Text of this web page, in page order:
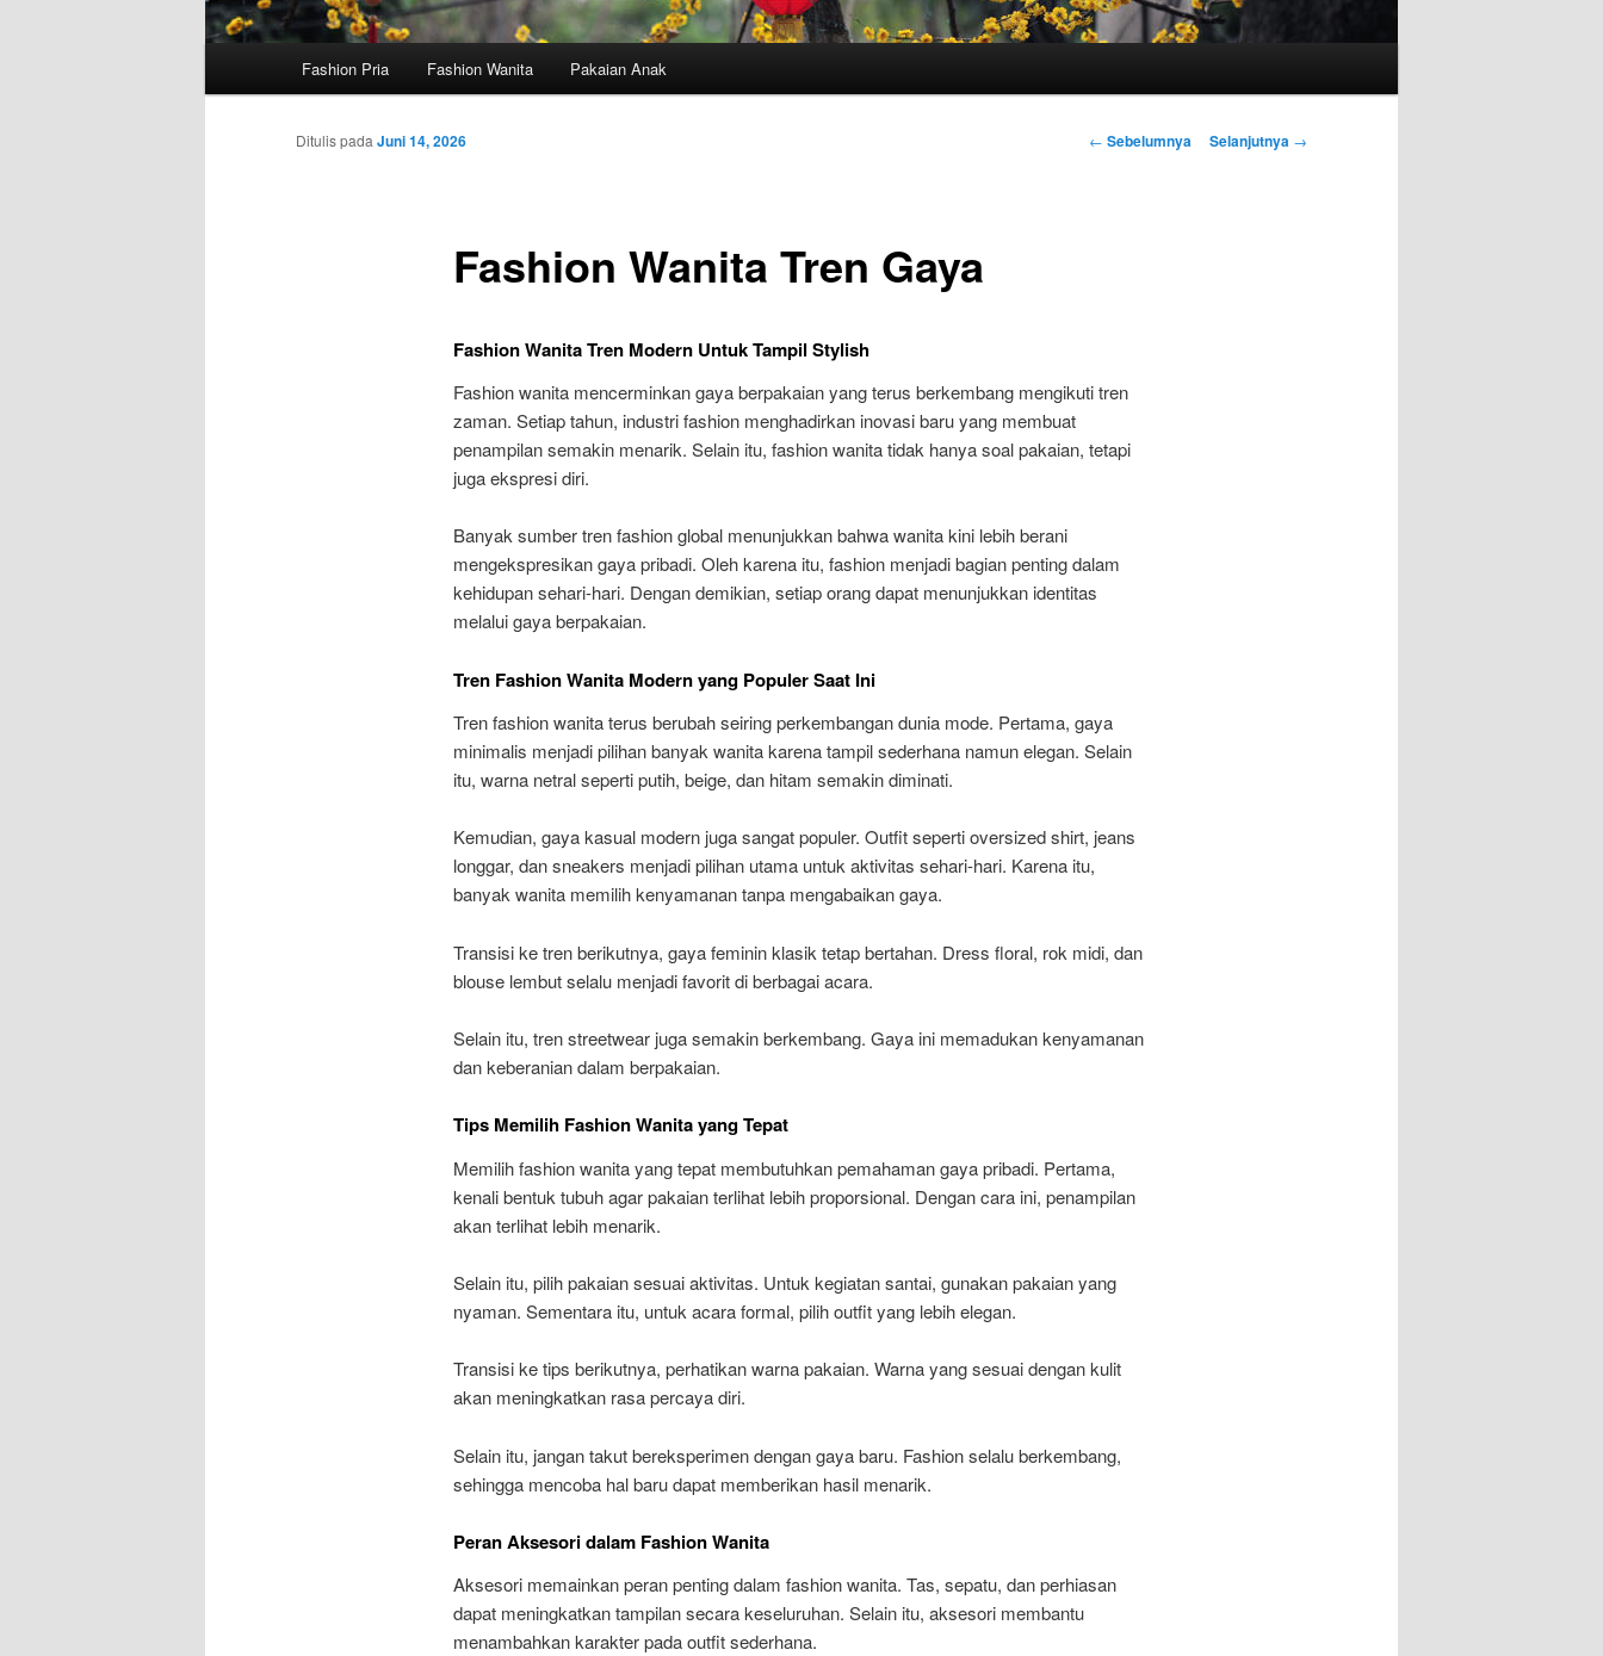
Fashion Pria Fashion Wanita Pakaian Anak
Navigasi
← Sebelumnya Selanjutnya →
Fashion Wanita Tren Gaya
Ditulis padaJuni 14, 2026
Fashion Wanita Tren Modern Untuk Tampil Stylish
Fashion wanita mencerminkan gaya berpakaian yang terus berkembang mengikuti tren
zaman. Setiap tahun, industri fashion menghadirkan inovasi baru yang membuat
penampilan semakin menarik. Selain itu, fashion wanita tidak hanya soal pakaian, tetapi
juga ekspresi diri.
Banyak sumber tren fashion global menunjukkan bahwa wanita kini lebih berani
mengekspresikan gaya pribadi. Oleh karena itu, fashion menjadi bagian penting dalam
kehidupan sehari-hari. Dengan demikian, setiap orang dapat menunjukkan identitas
melalui gaya berpakaian.
Tren Fashion Wanita Modern yang Populer Saat Ini
Tren fashion wanita terus berubah seiring perkembangan dunia mode. Pertama, gaya
minimalis menjadi pilihan banyak wanita karena tampil sederhana namun elegan. Selain
itu, warna netral seperti putih, beige, dan hitam semakin diminati.
Kemudian, gaya kasual modern juga sangat populer. Outfit seperti oversized shirt, jeans
longgar, dan sneakers menjadi pilihan utama untuk aktivitas sehari-hari. Karena itu,
banyak wanita memilih kenyamanan tanpa mengabaikan gaya.
Transisi ke tren berikutnya, gaya feminin klasik tetap bertahan. Dress floral, rok midi, dan
blouse lembut selalu menjadi favorit di berbagai acara.
Selain itu, tren streetwear juga semakin berkembang. Gaya ini memadukan kenyamanan
dan keberanian dalam berpakaian.
Tips Memilih Fashion Wanita yang Tepat
Memilih fashion wanita yang tepat membutuhkan pemahaman gaya pribadi. Pertama,
kenali bentuk tubuh agar pakaian terlihat lebih proporsional. Dengan cara ini, penampilan
akan terlihat lebih menarik.
Selain itu, pilih pakaian sesuai aktivitas. Untuk kegiatan santai, gunakan pakaian yang
nyaman. Sementara itu, untuk acara formal, pilih outfit yang lebih elegan.
Transisi ke tips berikutnya, perhatikan warna pakaian. Warna yang sesuai dengan kulit
akan meningkatkan rasa percaya diri.
Selain itu, jangan takut bereksperimen dengan gaya baru. Fashion selalu berkembang,
sehingga mencoba hal baru dapat memberikan hasil menarik.
Peran Aksesori dalam Fashion Wanita
Aksesori memainkan peran penting dalam fashion wanita. Tas, sepatu, dan perhiasan
dapat meningkatkan tampilan secara keseluruhan. Selain itu, aksesori membantu
menambahkan karakter pada outfit sederhana.